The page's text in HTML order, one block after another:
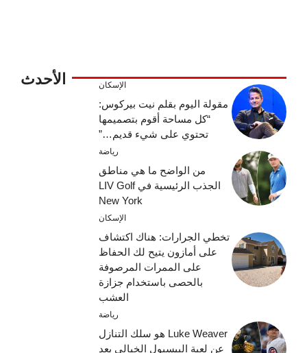
الأحدث الإسكان
مقولة اليوم بقلم نيت بيركوس:
“كل مساحة أقوم بتصميمها
تحتوي على شيء قديم…”
رياضة
من الواضح ما هي مناطق
الجذب الرئيسية في LIV Golf
New York
الإسكان
تخطي الجرارات: هناك اكتشاف
على أمازون يتيح لك الحفاظ
على الممرات المرصوفة
بالحصى باستخدام جزازة
العشب
رياضة
Luke Weaver هو سلك التنازل
عن لعبة البيسبول الخيالي بعد